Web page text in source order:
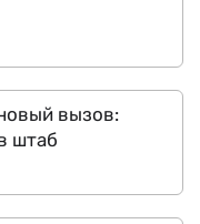
вызов:
штаб